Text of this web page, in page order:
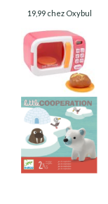
19,99 chez Oxybul